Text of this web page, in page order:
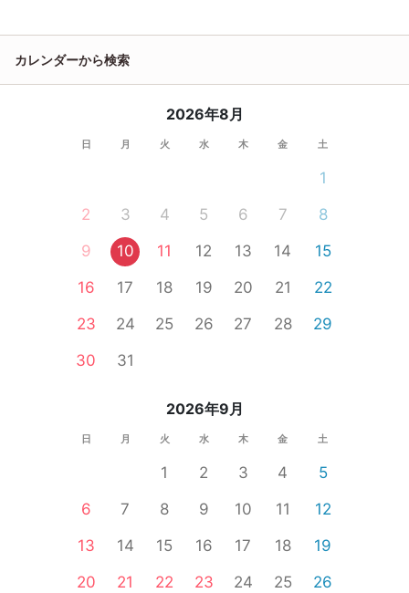
カレンダーから検索
2026年8月
日 月 火 水 木 金 土
1
2
3 4 5 6 7
8
9
10 11 12 13 14
15
16
17 18 19 20 21
22
23
24 25 26 27 28
29
30
31
2026年9月
日 月 火 水 木 金 土
1 2 3 4
5
6
7 8 9 10 11
12
13
14 15 16 17 18
19
20
21 22 23 24 25
26